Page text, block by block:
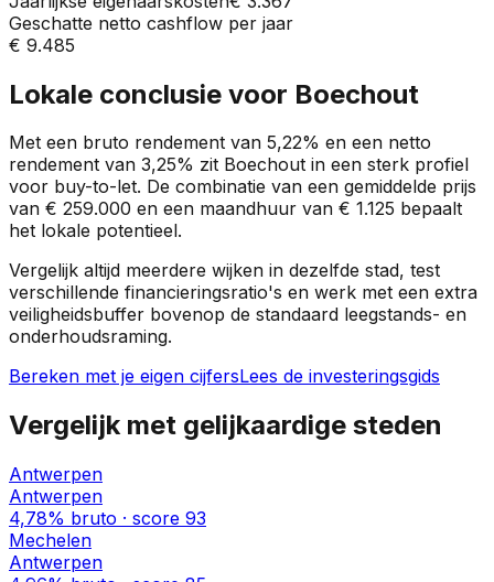
Geschatte netto cashflow per jaar
€ 9.485
Lokale conclusie voor Boechout
Met een bruto rendement van 5,22% en een netto
rendement van 3,25% zit Boechout in een sterk profiel
voor buy-to-let. De combinatie van een gemiddelde prijs
van € 259.000 en een maandhuur van € 1.125 bepaalt
het lokale potentieel.
Vergelijk altijd meerdere wijken in dezelfde stad, test
verschillende financieringsratio's en werk met een extra
veiligheidsbuffer bovenop de standaard leegstands- en
onderhoudsraming.
Bereken met je eigen cijfersLees de investeringsgids
Vergelijk met gelijkaardige steden
Antwerpen
Antwerpen
4,78% bruto · score 93
Mechelen
Antwerpen